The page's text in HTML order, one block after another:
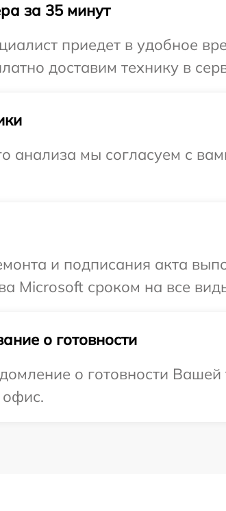
за 35 минут
приедет в удобное
доставим технику в
анализа мы согласуем с
и подписания акта
Microsoft сроком на все
о готовности
о готовности